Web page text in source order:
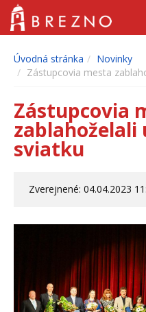
Úvodná stránka
Novinky
Zástupcovia mesta
Zástupcovia
zablahoželali
sviatku
Zverejnené: 04.04.2023